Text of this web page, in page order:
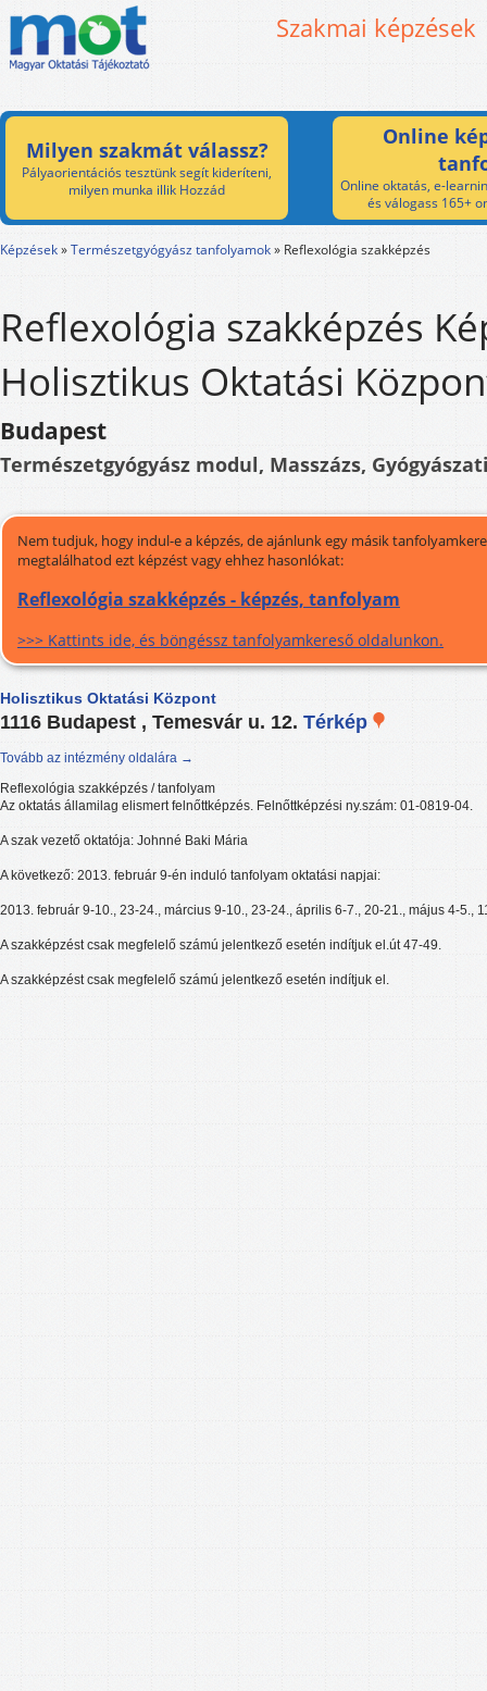
Szakmai képzések
Milyen szakmát válassz?
Pályaorientációs tesztünk segít kideríteni,
milyen munka illik Hozzád
Online
Online oktatás, e-
és válogass 165+
Képzések»Természetgyógyász tanfolyamok» Reflexológia szakképzés
Reflexológia szakképzés
Holisztikus Oktatási
Budapest
Természetgyógyász modul, Masszázs,
Nem tudjuk, hogy indul-e a képzés, de ajánlunk egy másik
megtalálhatod ezt képzést vagy ehhez hasonlókat:
Reflexológia szakképzés - képzés, tanfolyam
>>> Kattints ide, és böngéssz tanfolyamkereső oldalunkon.
Holisztikus Oktatási Központ
1116 Budapest , Temesvár u. 12. Térkép
Tovább az intézmény oldalára →
Reflexológia szakképzés / tanfolyam
Az oktatás államilag elismert felnőttképzés. Felnőttképzési ny.szám: 01-0819-04.
A szak vezető oktatója: Johnné Baki Mária
A következő: 2013. február 9-én induló tanfolyam oktatási napjai:
2013. február 9-10., 23-24., március 9-10., 23-24., április 6-7., 20-21., május 4-5.,
A szakképzést csak megfelelő számú jelentkező esetén indítjuk el.út 47-49.
A szakképzést csak megfelelő számú jelentkező esetén indítjuk el.